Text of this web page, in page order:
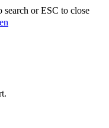
search or ESC to close